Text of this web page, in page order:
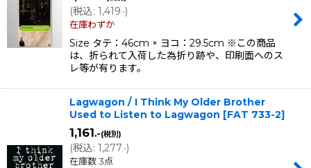
(税込: 1,419.-)
在庫わずか
Size タテ：46cm × ヨコ：29.5cm ※この商品
は、折られて入荷した為折り跡や、印刷面へのス
レ等が有ります。
Lagwagon / I Think My Older Brother
Used to Listen to Lagwagon [FAT 733-2]
1,161.-(税別)
(税込: 1,277.-)
在庫数 3点